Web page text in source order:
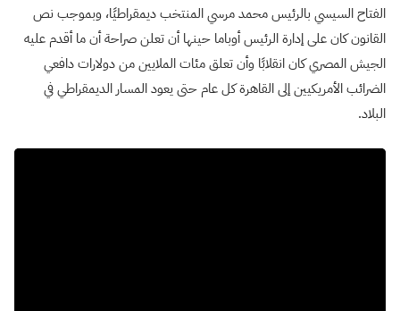
الفتاح السيسي بالرئيس محمد مرسي المنتخب ديمقراطيًا، وبموجب نص
القانون كان على إدارة الرئيس أوباما حينها أن تعلن صراحة أن ما أقدم عليه
الجيش المصري كان انقلابًا وأن تعلق مئات الملايين من دولارات دافعي
الضرائب الأمريكيين إلى القاهرة كل عام حتى يعود المسار الديمقراطي في
البلاد.